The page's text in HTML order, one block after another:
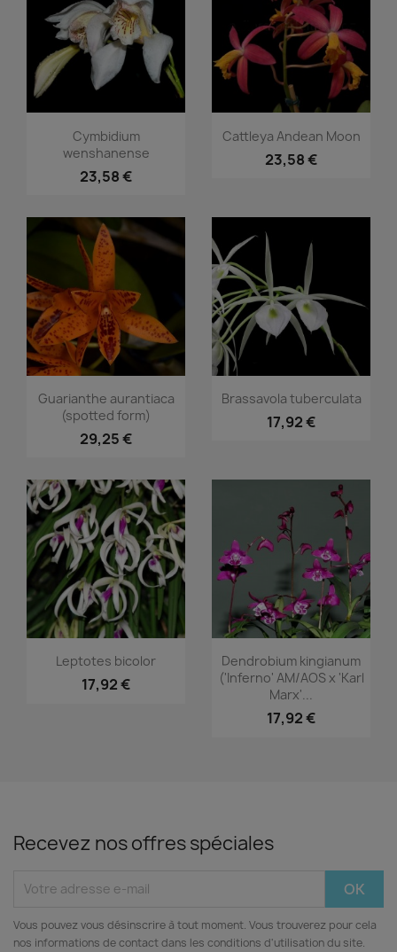
Aperçu rapide
Cymbidium
wenshanense
23,58 €
Aperçu rapide
Cattleya Andean Moon
23,58 €
Aperçu rapide
Guarianthe aurantiaca
(spotted form)
29,25 €
Aperçu rapide
Brassavola tuberculata
17,92 €
Aperçu rapide
Leptotes bicolor
17,92 €
Aperçu rapide
Dendrobium kingianum
('Inferno' AM/AOS x 'Karl
Marx'...
17,92 €
Recevez nos offres spéciales
Vous pouvez vous désinscrire à tout moment. Vous trouverez pour cela
nos informations de contact dans les conditions d'utilisation du site.